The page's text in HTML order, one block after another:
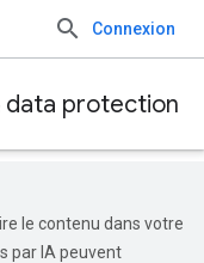
Connexion
data protection
le contenu dans votre
par IA peuvent